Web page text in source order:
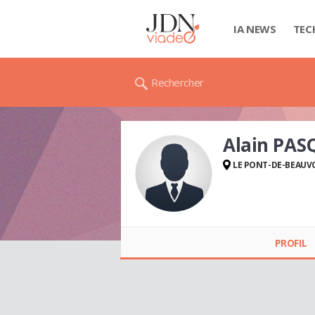
IA NEWS
Rechercher
Alain
LE PONT-DE-
PROFIL